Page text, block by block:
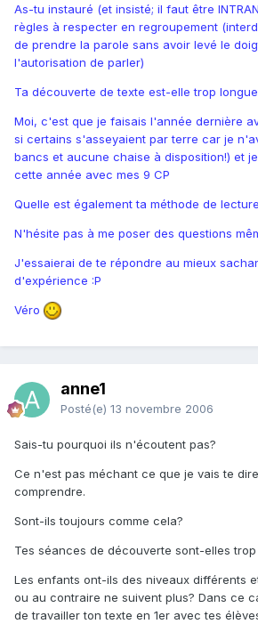
As-tu instauré (et insisté; il faut être
règles à respecter en regroupement
de prendre la parole sans avoir levé le
l'autorisation de parler)
Ta découverte de texte est-elle trop
Moi, c'est que je faisais l'année dernière
si certains s'asseyaient par terre car je
bancs et aucune chaise à disposition!) et
cette année avec mes 9 CP
Quelle est également ta méthode de
N'hésite pas à me poser des questions
J'essaierai de te répondre au mieux
d'expérience :P
Véro
anne1
Posté(e) 13 novembre 2006
Sais-tu pourquoi ils n'écoutent pas?
Ce n'est pas méchant ce que je vais te
comprendre.
Sont-ils toujours comme cela?
Tes séances de découverte sont-elles trop
Les enfants ont-ils des niveaux différents
ou au contraire ne suivent plus? Dans ce
de travailler ton texte en 1er avec tes